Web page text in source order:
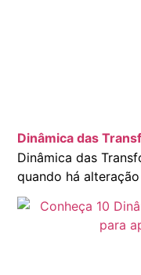
Dinâmica das
Dinâmica das
quando há